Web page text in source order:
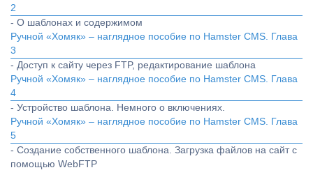
2
- О шаблонах и содержимом
Ручной «Хомяк» – наглядное пособие по Hamster CMS. Глава
3
- Доступ к сайту через FTP, редактирование шаблона
Ручной «Хомяк» – наглядное пособие по Hamster CMS. Глава
4
- Устройство шаблона. Немного о включениях.
Ручной «Хомяк» – наглядное пособие по Hamster CMS. Глава
5
- Создание собственного шаблона. Загрузка файлов на сайт с
помощью WebFTP